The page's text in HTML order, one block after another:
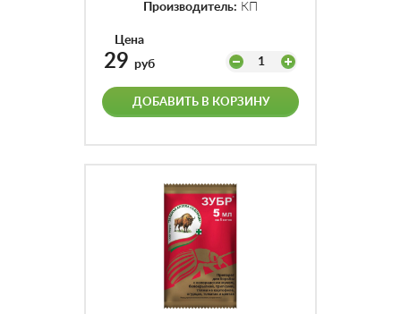
Производитель: КП
Цена
29 руб 1
ДОБАВИТЬ В КОРЗИНУ